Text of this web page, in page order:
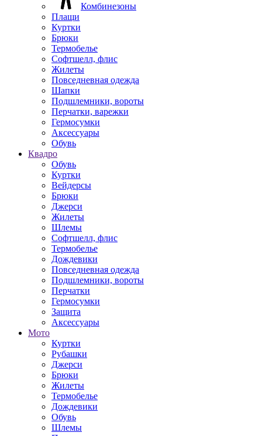
Комбинезоны
Плащи
Куртки
Брюки
Термобелье
Софтшелл, флис
Жилеты
Повседневная одежда
Шапки
Подшлемники, вороты
Перчатки, варежки
Гермосумки
Аксессуары
Обувь
Квадро
Обувь
Куртки
Вейдерсы
Брюки
Джерси
Жилеты
Шлемы
Софтшелл, флис
Термобелье
Дождевики
Повседневная одежда
Подшлемники, вороты
Перчатки
Гермосумки
Защита
Аксессуары
Мото
Куртки
Рубашки
Джерси
Брюки
Жилеты
Термобелье
Дождевики
Обувь
Шлемы